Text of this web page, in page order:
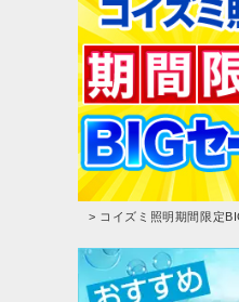
> コイズミ照明期間限定